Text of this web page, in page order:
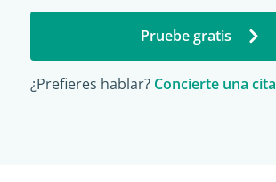
Pruebe gratis
¿Prefieres hablar? Concierte una cita